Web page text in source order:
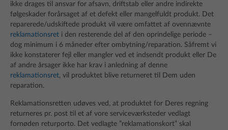
ikke drages til ansvar for afsavn, driftstab eller andre indirekte
følgeskader forårsaget af et defekt eller mangelfuldt produkt. Det
reparerede/udskiftede produkt vil være omfattet af ovennævnte
reklamationsret i den resterende del af den oprindelige periode –
dog minimum i 6 måneder efter ombytning/reparation. Såfremt vi
ikke konstaterer fejl eller mangler ved et indsendt produkt eller De
af andre årsager ikke har krav i anledning af denne
reklamationsret, vil produktet blive returneret til Dem uden
reparation.
Reklamationsretten udøves ved, at produktet for Deres regning
returneres pr. post til et af vore serviceværksteder vedlagt
fornøden returporto. Det vedlagte ”reklamationskort” skal